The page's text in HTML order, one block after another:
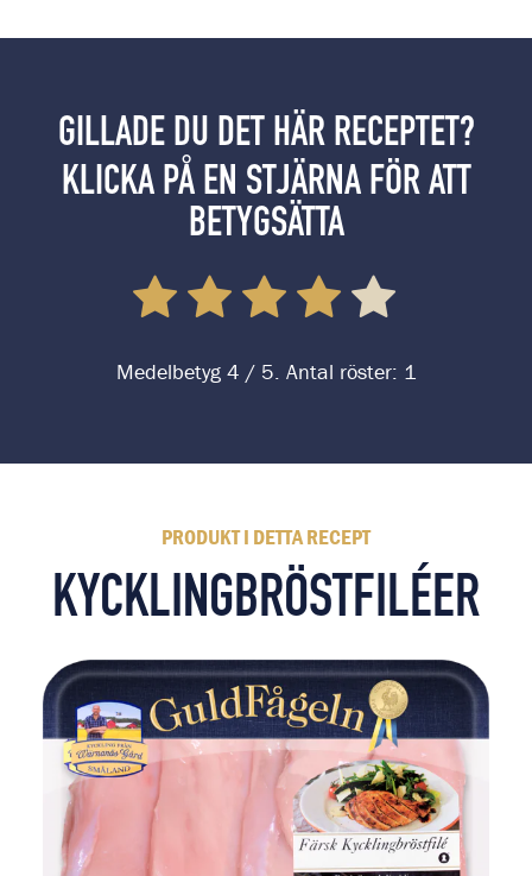
GILLADE DU DET HÄR RECEPTET?
KLICKA PÅ EN STJÄRNA FÖR ATT
BETYGSÄTTA
Medelbetyg 4 / 5. Antal röster: 1
PRODUKT I DETTA RECEPT
KYCKLINGBRÖSTFILÉER